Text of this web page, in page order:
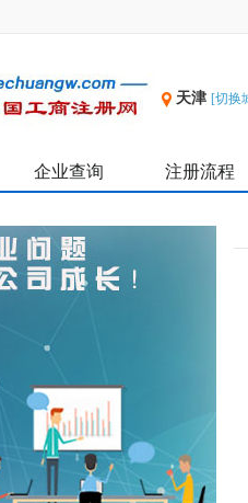
天津 [切换
企业查询 注册流程